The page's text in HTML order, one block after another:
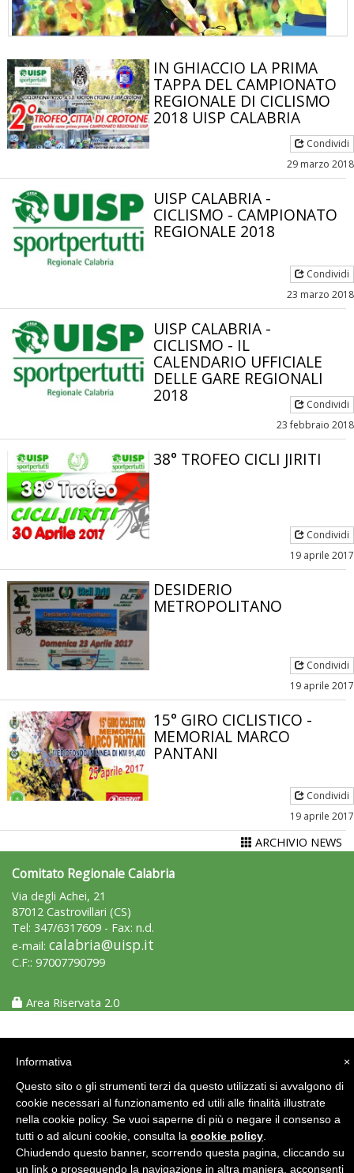
"Superare gli ostacoli": la relazione di Tiziano Pesce al CN Uisp
rivoluzioni"
Tiziano Pesce a Radio InBlu2000 traccia il bilancio della stagione
Ddl Lobby, Uisp: “Il Parlamento valorizzi le nostre specificità"
La formazione Uisp rallenta ma prosegue anche in estate
IN GHIACCIO LA PRIMA
TAPPA DEL CAMPIONATO
REGIONALE DI CICLISMO
2018 UISP CALABRIA
Condividi
29 marzo 2018
UISP CALABRIA -
CICLISMO - CAMPIONATO
REGIONALE 2018
Condividi
23 marzo 2018
UISP CALABRIA -
CICLISMO - IL
CALENDARIO UFFICIALE
DELLE GARE REGIONALI
2018
Condividi
23 febbraio 2018
38° TROFEO CICLI JIRITI
Condividi
19 aprile 2017
DESIDERIO
METROPOLITANO
Condividi
19 aprile 2017
15° GIRO CICLISTICO -
MEMORIAL MARCO
PANTANI
Condividi
19 aprile 2017
ARCHIVIO NEWS
Comitato Regionale Calabria
Via degli Achei, 21
87012 Castrovillari (CS)
Tel: 347/6317609 - Fax: n.d.
e-mail: calabria@uisp.it
C.F:: 97007790799
Area Riservata 2.0
×
Informativa
Questo sito o gli strumenti terzi da questo utilizzati si avvalgono di
cookie necessari al funzionamento ed utili alle finalità illustrate
nella cookie policy. Se vuoi saperne di più o negare il consenso a
tutti o ad alcuni cookie, consulta la cookie policy
Chiudendo questo banner, scorrendo questa pagina, cliccando su
un link o proseguendo la navigazione in altra maniera, acconsenti